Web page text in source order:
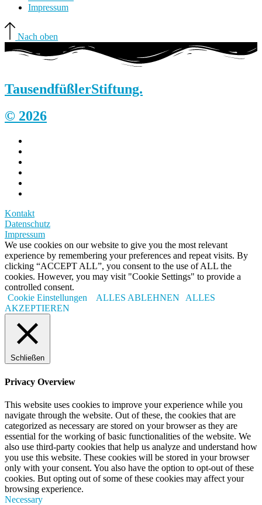
Impressum
Nach oben
TausendfüßlerStiftung.
© 2026
Kontakt
Datenschutz
Impressum
We use cookies on our website to give you the most relevant
experience by remembering your preferences and repeat visits. By
clicking “ACCEPT ALL”, you consent to the use of ALL the
cookies. However, you may visit "Cookie Settings" to provide a
controlled consent.
Cookie Einstellungen
ALLES ABLEHNEN
ALLES
AKZEPTIEREN
Schließen
Privacy Overview
This website uses cookies to improve your experience while you
navigate through the website. Out of these, the cookies that are
categorized as necessary are stored on your browser as they are
essential for the working of basic functionalities of the website. We
also use third-party cookies that help us analyze and understand how
you use this website. These cookies will be stored in your browser
only with your consent. You also have the option to opt-out of these
cookies. But opting out of some of these cookies may affect your
browsing experience.
Necessary